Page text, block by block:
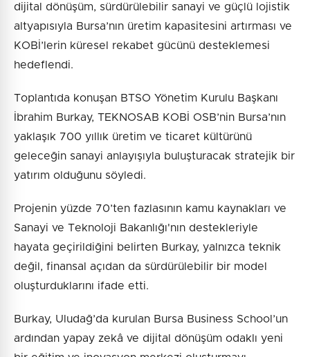
dijital dönüşüm, sürdürülebilir sanayi ve güçlü lojistik
altyapısıyla Bursa’nın üretim kapasitesini artırması ve
KOBİ’lerin küresel rekabet gücünü desteklemesi
hedeflendi.
Toplantıda konuşan BTSO Yönetim Kurulu Başkanı
İbrahim Burkay, TEKNOSAB KOBİ OSB’nin Bursa’nın
yaklaşık 700 yıllık üretim ve ticaret kültürünü
geleceğin sanayi anlayışıyla buluşturacak stratejik bir
yatırım olduğunu söyledi.
Projenin yüzde 70’ten fazlasının kamu kaynakları ve
Sanayi ve Teknoloji Bakanlığı'nın destekleriyle
hayata geçirildiğini belirten Burkay, yalnızca teknik
değil, finansal açıdan da sürdürülebilir bir model
oluşturduklarını ifade etti.
Burkay, Uludağ’da kurulan Bursa Business School’un
ardından yapay zekâ ve dijital dönüşüm odaklı yeni